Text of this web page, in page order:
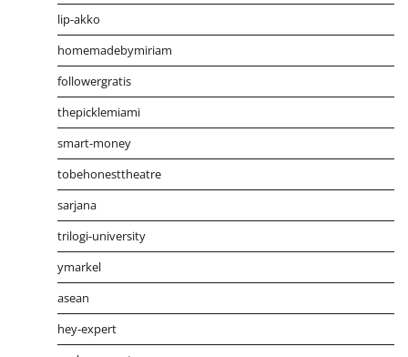
lip-akko
homemadebymiriam
followergratis
thepicklemiami
smart-money
tobehonesttheatre
sarjana
trilogi-university
ymarkel
asean
hey-expert